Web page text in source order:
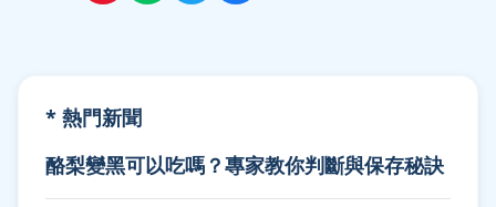
* 熱門新聞
酪梨變黑可以吃嗎？專家教你判斷與保存秘訣